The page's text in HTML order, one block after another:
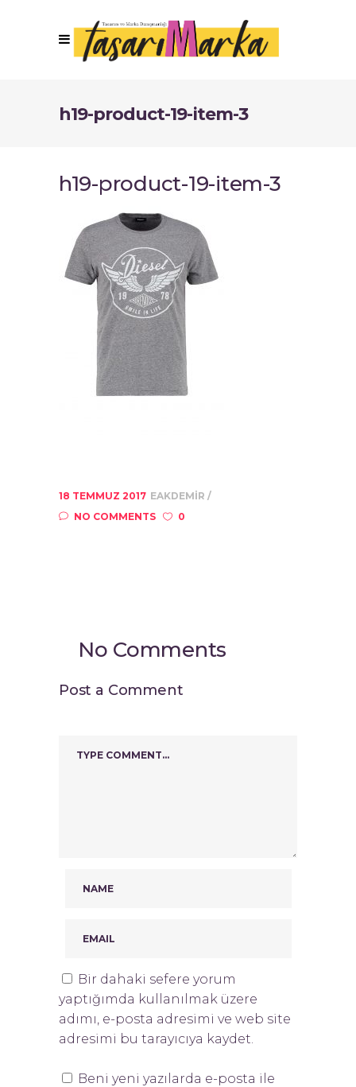
h19-product-19-item-3
h19-product-19-item-3
18 TEMMUZ 2017 EAKDEMIR
NO COMMENTS
0
No Comments
Post a Comment
Bir dahaki sefere yorum
yaptığımda kullanılmak üzere
adımı, e-posta adresimi ve web site
adresimi bu tarayıcıya kaydet.
Beni yeni yazılarda e-posta ile